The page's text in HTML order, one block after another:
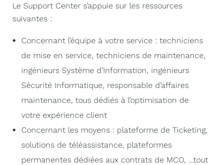
Le Support Center s’appuie sur les ressources
suivantes :
Concernant l’équipe à votre service : techniciens
de mise en service, techniciens de maintenance,
ingénieurs Système d’Information, ingénieurs
Sécurité Informatique, responsable d’affaires
maintenance, tous dédiés à l’optimisation de
votre expérience client
Concernant les moyens : plateforme de Ticketing,
solutions de téléassistance, plateformes
permanentes dédiées aux contrats de MCO, …tout